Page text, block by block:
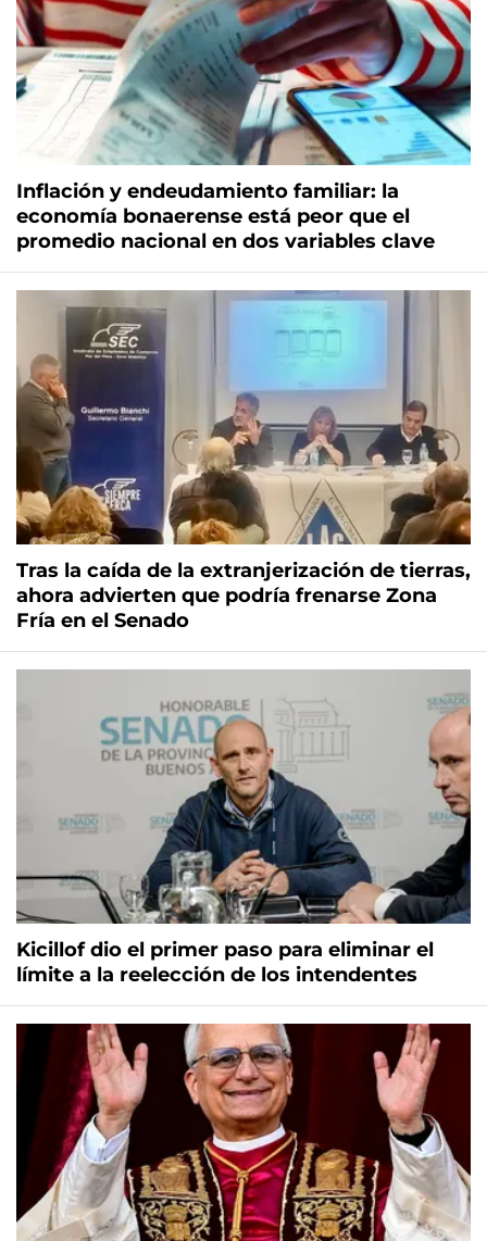
Inflación y endeudamiento familiar: la
economía bonaerense está peor que el
promedio nacional en dos variables clave
Tras la caída de la extranjerización de tierras,
ahora advierten que podría frenarse Zona
Fría en el Senado
Kicillof dio el primer paso para eliminar el
límite a la reelección de los intendentes